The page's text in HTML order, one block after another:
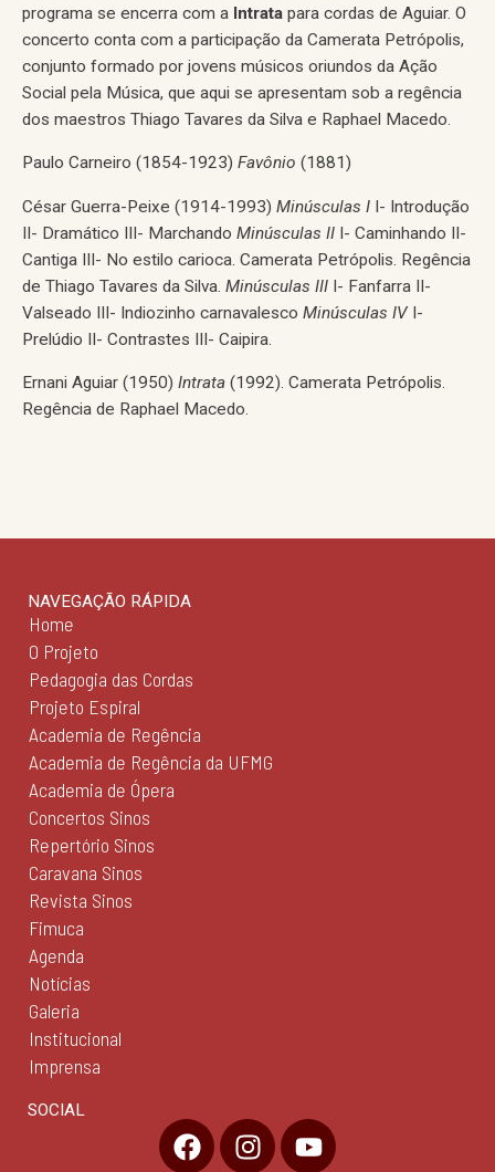
programa se encerra com a Intrata para cordas de Aguiar. O
concerto conta com a participação da Camerata Petrópolis,
conjunto formado por jovens músicos oriundos da Ação
Social pela Música, que aqui se apresentam sob a regência
dos maestros Thiago Tavares da Silva e Raphael Macedo.
Paulo Carneiro (1854-1923) Favônio (1881)
César Guerra-Peixe (1914-1993) Minúsculas I I- Introdução
II- Dramático III- Marchando Minúsculas II I- Caminhando II-
Cantiga III- No estilo carioca. Camerata Petrópolis. Regência
de Thiago Tavares da Silva. Minúsculas III I- Fanfarra II-
Valseado III- Indiozinho carnavalesco Minúsculas IV I-
Prelúdio II- Contrastes III- Caipira.
Ernani Aguiar (1950) Intrata (1992). Camerata Petrópolis.
Regência de Raphael Macedo.
NAVEGAÇÃO RÁPIDA
Home
O Projeto
Pedagogia das Cordas
Projeto Espiral
Academia de Regência
Academia de Regência da UFMG
Academia de Ópera
Concertos Sinos
Repertório Sinos
Caravana Sinos
Revista Sinos
Fimuca
Agenda
Notícias
Galeria
Institucional
Imprensa
SOCIAL